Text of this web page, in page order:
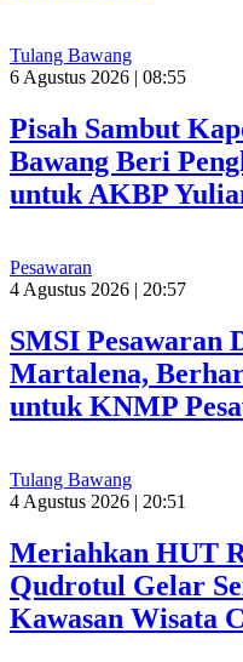
Tulang Bawang
6 Agustus 2026 | 08:55
Pisah Sambut
Bawang Beri
untuk AKBP
Pesawaran
4 Agustus 2026 | 20:57
SMSI Pesawaran
Martalena,
untuk KNMP
Tulang Bawang
4 Agustus 2026 | 20:51
Meriahkan HUT
Qudrotul Gelar
Kawasan Wisata